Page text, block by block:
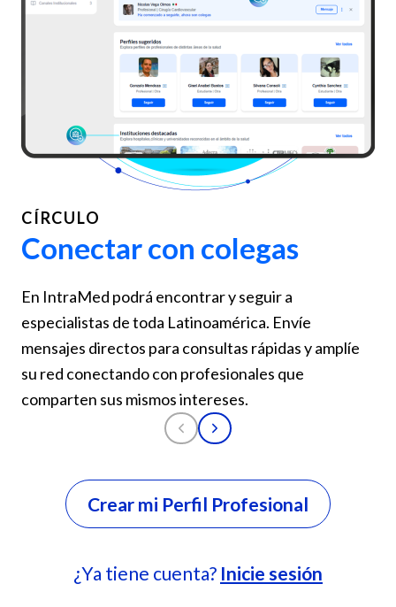
CÍRCULO
Conectar con colegas
En IntraMed podrá encontrar y seguir a
especialistas de toda Latinoamérica. Envíe
mensajes directos para consultas rápidas y amplíe
su red conectando con profesionales que
comparten sus mismos intereses.
Crear mi Perfil Profesional
¿Ya tiene cuenta? Inicie sesión